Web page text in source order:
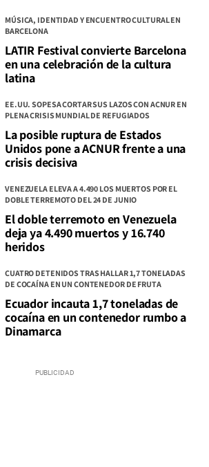
MÚSICA, IDENTIDAD Y ENCUENTRO CULTURAL EN
BARCELONA
LATIR Festival convierte Barcelona
en una celebración de la cultura
latina
EE.UU. SOPESA CORTAR SUS LAZOS CON ACNUR EN
PLENA CRISIS MUNDIAL DE REFUGIADOS
La posible ruptura de Estados
Unidos pone a ACNUR frente a una
crisis decisiva
VENEZUELA ELEVA A 4.490 LOS MUERTOS POR EL
DOBLE TERREMOTO DEL 24 DE JUNIO
El doble terremoto en Venezuela
deja ya 4.490 muertos y 16.740
heridos
CUATRO DETENIDOS TRAS HALLAR 1,7 TONELADAS
DE COCAÍNA EN UN CONTENEDOR DE FRUTA
Ecuador incauta 1,7 toneladas de
cocaína en un contenedor rumbo a
Dinamarca